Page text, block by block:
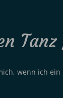
wenn ich ein